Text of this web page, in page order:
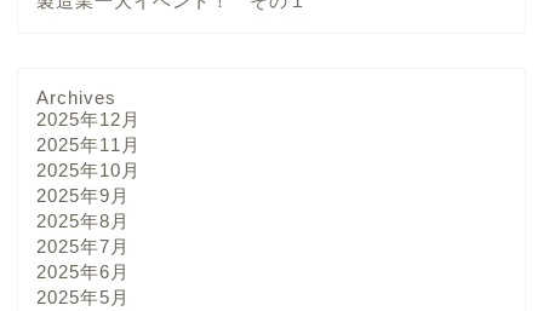
Archives
2025年12月
2025年11月
2025年10月
2025年9月
2025年8月
2025年7月
2025年6月
2025年5月